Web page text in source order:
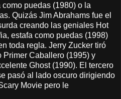
puedas (1980) o la
Quizás Jim Abrahams fue el
creando las geniales Hot
estafa como puedas (1998)
toda regla. Jerry Zucker tiró
Primer Caballero (1995) y
Ghost (1990). El tercero
pasó al lado oscuro dirigiendo
Movie pero le